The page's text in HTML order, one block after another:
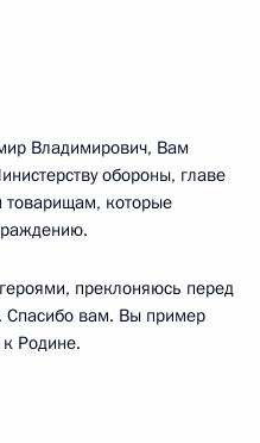
Владимирович, Вам
обороны, главе
товарищам, которые
преклоняюсь перед
Спасибо вам. Вы пример
к Родине.